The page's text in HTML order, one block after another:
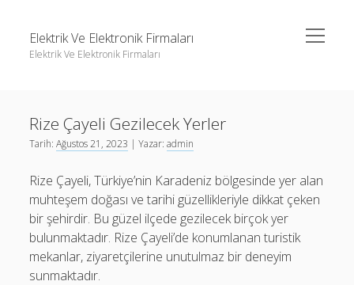
Elektrik Ve Elektronik Firmaları
Elektrik Ve Elektronik Firmaları
menüyü
aç
Instagram Beğeni Hilesi Bedava Şifresiz
Instagram Gizli Hesap Görme Forumu
Liste
Sayfa Listesi
Instagram Beğeni Hilesi Bedava Şifresiz
Instagram Gizli Hesap Görme Forumu
Liste
Sayfa Listesi
Rize Çayeli Gezilecek Yerler
Tarih:Ağustos 21, 2023 | Yazar:admin
Rize Çayeli, Türkiye’nin Karadeniz bölgesinde yer alan
muhteşem doğası ve tarihi güzellikleriyle dikkat çeken
bir şehirdir. Bu güzel ilçede gezilecek birçok yer
bulunmaktadır. Rize Çayeli’de konumlanan turistik
mekanlar, ziyaretçilerine unutulmaz bir deneyim
sunmaktadır.